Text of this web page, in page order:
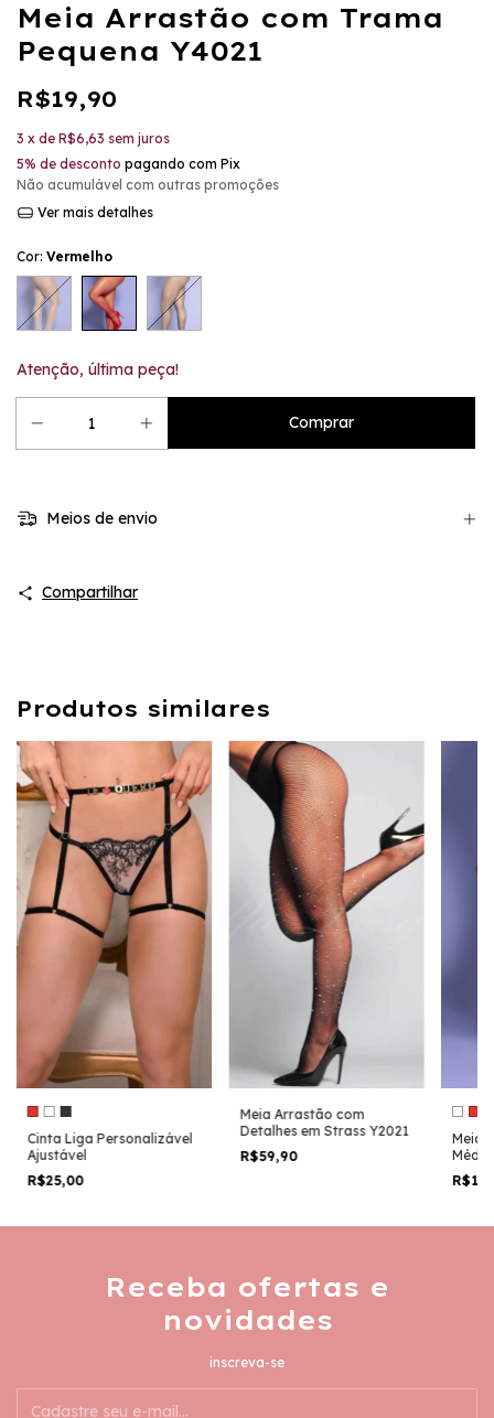
Meia Arrastão com Trama
Pequena Y4021
R$19,90
3 x de R$6,63 sem juros
5% de desconto pagando com Pix
Não acumulável com outras promoções
Ver mais detalhes
Cor: Vermelho
Atenção, última peça!
Meios de envio
Compartilhar
Produtos similares
Cinta Liga Personalizável
Ajustável
R$25,00
Meia Arrastão com
Detalhes em Strass Y2021
R$59,90
Meia
Média
Receba ofertas e
novidades
inscreva-se